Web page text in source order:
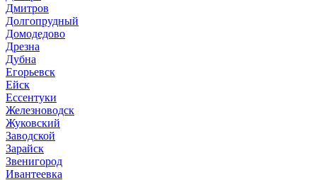
Дмитров
Долгопрудный
Домодедово
Дрезна
Дубна
Егорьевск
Ейск
Ессентуки
Железноводск
Жуковский
Заводской
Зарайск
Звенигород
Ивантеевка